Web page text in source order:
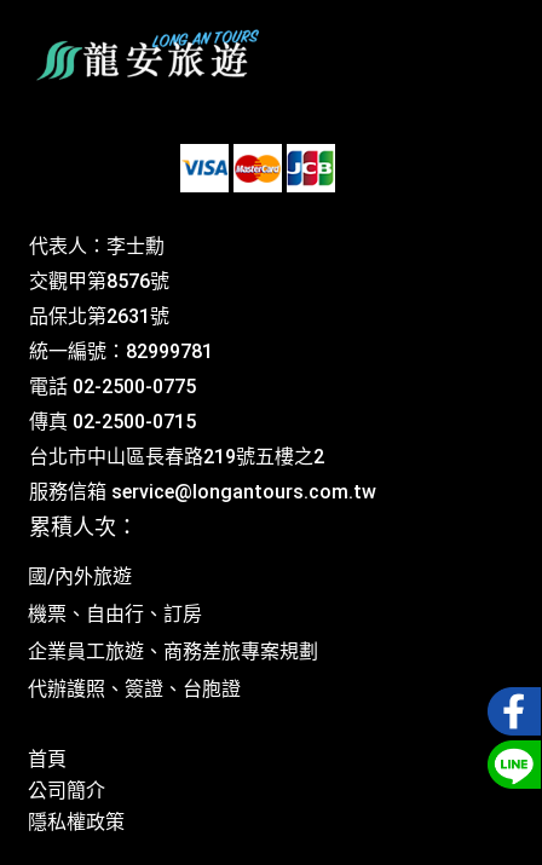
代表人：李士勳
交觀甲第8576號
品保北第2631號
統一編號：82999781
電話 02-2500-0775
傳真 02-2500-0715
台北市中山區長春路219號五樓之2
服務信箱 service@longantours.com.tw
累積人次：
國/內外旅遊
機票、自由行、訂房
企業員工旅遊、商務差旅專案規劃
代辦護照、簽證、台胞證
首頁
公司簡介
隱私權政策